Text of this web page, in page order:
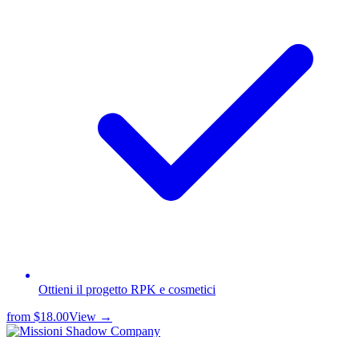
Ottieni il progetto RPK e cosmetici
from $18.00View →